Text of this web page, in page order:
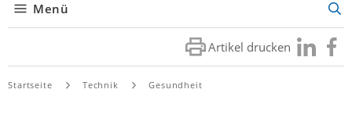
Menü
Artikel drucken Besuchen
Sie
Sie
Startseite Technik Gesundheit